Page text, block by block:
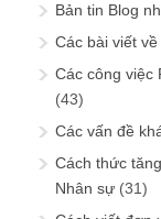
Bản tin Blog
Các bài viết
Các công việc
(43)
Các vấn đề
Cách thức
Nhân sự (31)